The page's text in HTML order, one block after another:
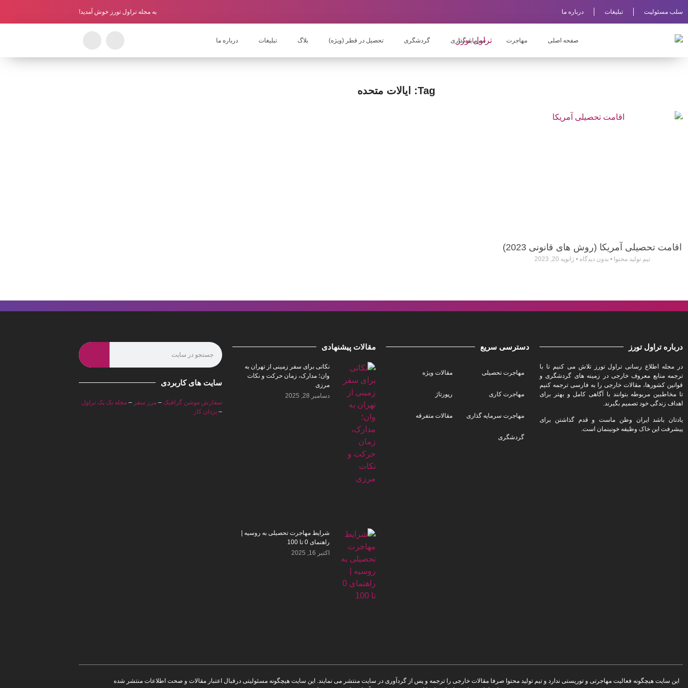
سلب مسئولیت تبلیغات درباره ما به مجله تراول تورز خوش آمدید!
صفحه اصلی مهاجرت سرمایه گذاری گردشگری تحصیل در قطر (ویژه) بلاگ تبلیغات درباره ما
Tag: ایالات متحده
اقامت تحصیلی آمریکا (روش های قانونی 2023)
تیم تولید محتوا بدون دیدگاه ژانویه 20, 2023
درباره تراول تورز
در مجله اطلاع رسانی تراول تورز تلاش می کنیم تا با
ترجمه منابع معروف خارجی در زمینه های گردشگری و
قوانین کشورها، مقالات خارجی را به فارسی ترجمه کنیم
تا مخاطبین مربوطه بتوانند با آگاهی کامل و بهتر برای
اهداف زندگی خود تصمیم بگیرند.
یادتان باشد ایران وطن ماست و قدم گذاشتن برای
پیشرفت این خاک وظیفه خونینمان است.
دسترسی سریع
مهاجرت تحصیلی
مهاجرت کاری
مهاجرت سرمایه گذاری
گردشگری
مقالات ویژه
رپورتاژ
مقالات متفرقه
مقالات پیشنهادی
نکاتی برای سفر زمینی از تهران به
وان؛ مدارک، زمان حرکت و نکات
مرزی
دسامبر 28, 2025
شرایط مهاجرت تحصیلی به روسیه |
راهنمای 0 تا 100
اکتبر 16, 2025
سایت های کاربردی
سفارش موشن گرافیک – مرز سفر – مجله بک پک تراول
– یزدان کار
این سایت هیچگونه فعالیت مهاجرتی و توریستی ندارد و تیم تولید محتوا صرفا مقالات خارجی را ترجمه و پس از گردآوری در سایت منتشر می نمایند. این سایت هیچگونه مسئولیتی درقبال اعتبار مقالات و صحت اطلاعات منتشر شده